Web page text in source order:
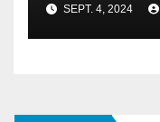
SEPT. 4, 2024